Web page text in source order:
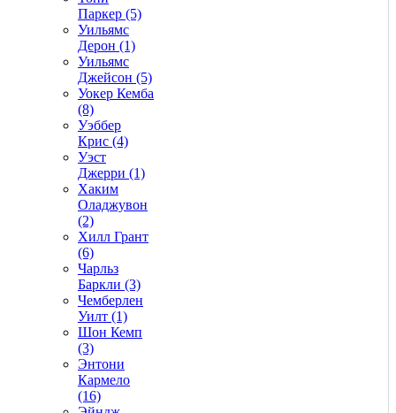
Паркер (5)
Уильямс
Дерон (1)
Уильямс
Джейсон (5)
Уокер Кемба
(8)
Уэббер
Крис (4)
Уэст
Джерри (1)
Хаким
Оладжувон
(2)
Хилл Грант
(6)
Чарльз
Баркли (3)
Чемберлен
Уилт (1)
Шон Кемп
(3)
Энтони
Кармело
(16)